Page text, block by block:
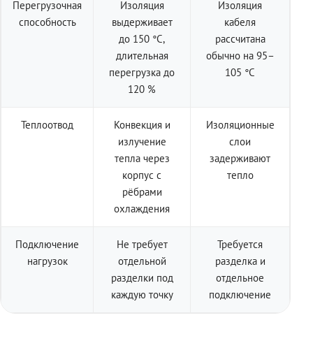
Перегрузочная
способность
Изоляция
выдерживает
до 150 °C,
длительная
перегрузка до
120 %
Изоляция
кабеля
рассчитана
обычно на 95–
105 °C
Теплоотвод
Конвекция и
излучение
тепла через
корпус с
рёбрами
охлаждения
Изоляционные
слои
задерживают
тепло
Подключение
нагрузок
Не требует
отдельной
разделки под
каждую точку
Требуется
разделка и
отдельное
подключение